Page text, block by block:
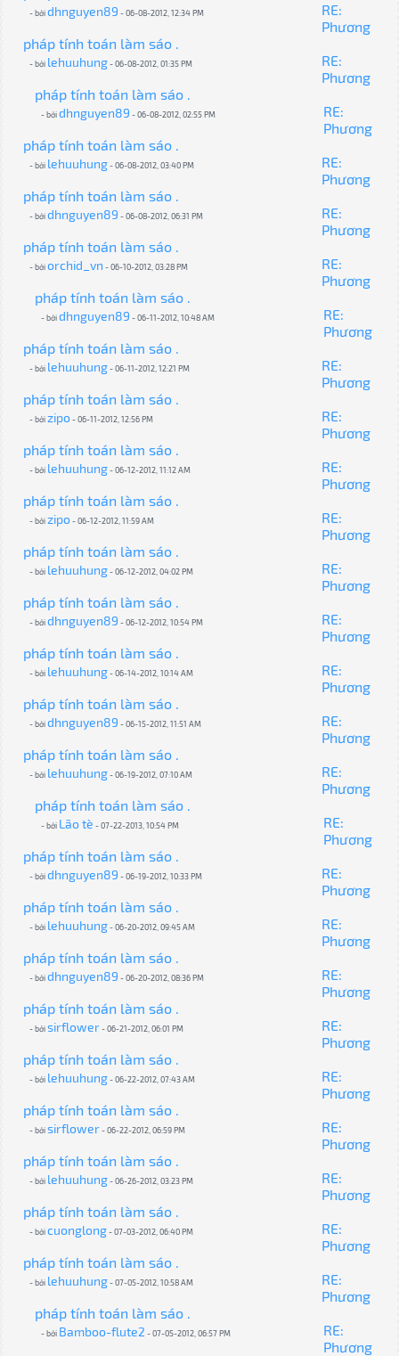
- bởidhnguyen89 - 06-08-2012, 12:34 PM
RE:
Phương
pháp tính toán làm sáo .
- bởi lehuuhung- 06-08-2012, 01:35 PM
RE:
Phương
pháp tính toán làm sáo .
- bởidhnguyen89 - 06-08-2012, 02:55 PM
RE:
Phương
pháp tính toán làm sáo .
- bởi lehuuhung- 06-08-2012, 03:40 PM
RE:
Phương
pháp tính toán làm sáo .
- bởidhnguyen89 - 06-08-2012, 06:31 PM
RE:
Phương
pháp tính toán làm sáo .
- bởiorchid_vn - 06-10-2012, 03:28 PM
RE:
Phương
pháp tính toán làm sáo .
- bởidhnguyen89 - 06-11-2012, 10:48 AM
RE:
Phương
pháp tính toán làm sáo .
- bởi lehuuhung- 06-11-2012, 12:21 PM
RE:
Phương
pháp tính toán làm sáo .
- bởizipo- 06-11-2012, 12:56 PM
RE:
Phương
pháp tính toán làm sáo .
- bởi lehuuhung- 06-12-2012, 11:12 AM
RE:
Phương
pháp tính toán làm sáo .
- bởizipo- 06-12-2012, 11:59 AM
RE:
Phương
pháp tính toán làm sáo .
- bởi lehuuhung- 06-12-2012, 04:02 PM
RE:
Phương
pháp tính toán làm sáo .
- bởidhnguyen89 - 06-12-2012, 10:54 PM
RE:
Phương
pháp tính toán làm sáo .
- bởi lehuuhung- 06-14-2012, 10:14 AM
RE:
Phương
pháp tính toán làm sáo .
- bởidhnguyen89 - 06-15-2012, 11:51 AM
RE:
Phương
pháp tính toán làm sáo .
- bởi lehuuhung- 06-19-2012, 07:10 AM
RE:
Phương
pháp tính toán làm sáo .
- bởi Lão tè - 07-22-2013, 10:54 PM
RE:
Phương
pháp tính toán làm sáo .
- bởidhnguyen89 - 06-19-2012, 10:33 PM
RE:
Phương
pháp tính toán làm sáo .
- bởi lehuuhung- 06-20-2012, 09:45 AM
RE:
Phương
pháp tính toán làm sáo .
- bởidhnguyen89 - 06-20-2012, 08:36 PM
RE:
Phương
pháp tính toán làm sáo .
- bởisirflower- 06-21-2012, 06:01 PM
RE:
Phương
pháp tính toán làm sáo .
- bởi lehuuhung- 06-22-2012, 07:43 AM
RE:
Phương
pháp tính toán làm sáo .
- bởisirflower- 06-22-2012, 06:59 PM
RE:
Phương
pháp tính toán làm sáo .
- bởi lehuuhung- 06-26-2012, 03:23 PM
RE:
Phương
pháp tính toán làm sáo .
- bởicuonglong- 07-03-2012, 06:40 PM
RE:
Phương
pháp tính toán làm sáo .
- bởi lehuuhung- 07-05-2012, 10:58 AM
RE:
Phương
pháp tính toán làm sáo .
- bởi Bamboo-flute2 - 07-05-2012, 06:57 PM
RE:
Phương